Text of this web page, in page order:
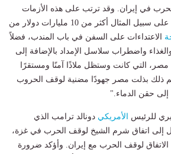
في إيران. وقد ترتب على هذه الأزمات
خسائر جسيمة، منها فقط على سبيل المثال أكثر من 10 مليارات دولار من
الاعتداءات على السفن في باب المندب، فضلاً
واضطراب سلاسل الإمداد بالإضافة إلى
التي كانت وستظل ملاذًا آمنًا ومستقرًا
بذلت مصر جهودًا مضنية لوقف الحروب
حقن الدماء."
للرئيس الأمريكي دونالد ترامب الذي
إلى اتفاق شرم الشيخ لوقف الحرب في غزة،
لوقف الحرب مع إيران. وأؤكد ضرورة